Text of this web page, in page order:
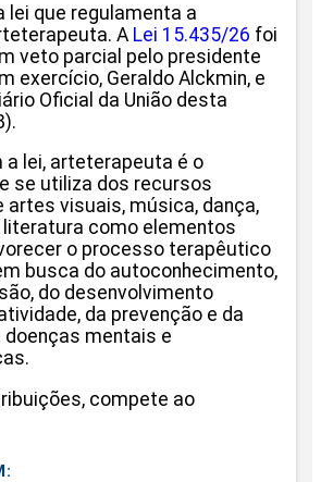
lei que regulamenta a
A Lei 15.435/26 foi
veto parcial pelo presidente
exercício, Geraldo Alckmin, e
Oficial da União desta
a lei, arteterapeuta é o
se utiliza dos recursos
artes visuais, música, dança,
como elementos
o processo terapêutico
busca do autoconhecimento,
do desenvolvimento
da prevenção e da
mentais e
compete ao